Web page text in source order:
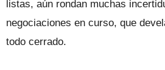
listas, aún rondan muchas
negociaciones en curso, que
todo cerrado.